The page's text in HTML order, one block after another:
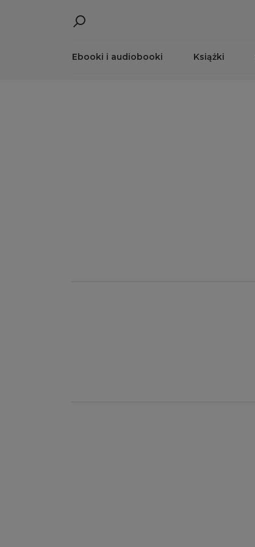
Ebooki i audiobooki Książki